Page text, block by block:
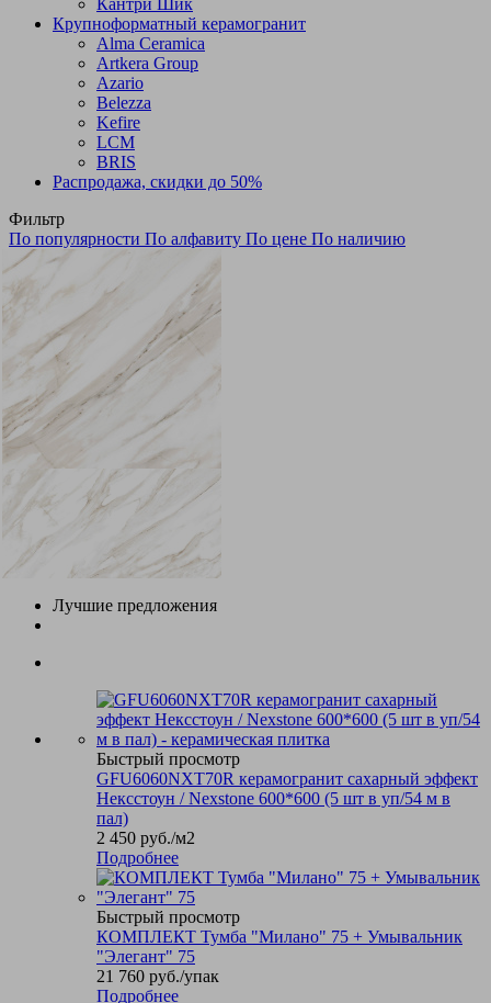
Крупноформатный керамогранит
Alma Ceramica
Artkera Group
Azario
Belezza
Kefire
LCM
BRIS
Распродажа, скидки до 50%
Фильтр
По популярности По алфавиту По цене По наличию
Лучшие предложения
Быстрый просмотр
GFU6060NXT70R керамогранит сахарный эффект
Нексстоун / Nexstone 600*600 (5 шт в уп/54 м в
пал)
2 450 руб./м2
Подробнее
Быстрый просмотр
КОМПЛЕКТ Тумба "Милано" 75 + Умывальник
"Элегант" 75
21 760 руб./упак
Подробнее